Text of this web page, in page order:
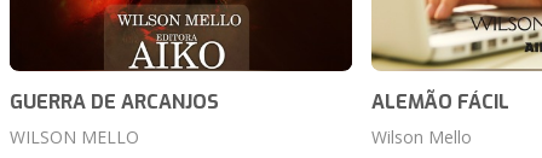
GUERRA DE ARCANJOS
WILSON MELLO
ALEMÃO FÁCIL
Wilson Mello